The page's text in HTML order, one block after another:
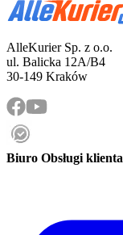
AlleKurier Sp. z o.o.
ul. Balicka 12A/B4
30-149 Kraków
Biuro Obsługi klienta